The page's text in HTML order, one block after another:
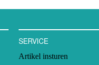
SERVICE
Artikel insturen